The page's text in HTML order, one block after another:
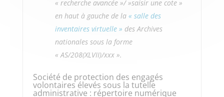
« recherche avancée »/ »saisir une cote »
en haut à gauche de la « salle des
inventaires virtuelle » des Archives
nationales sous la forme
« AS/208(XLVII)/xxx ».
Société de protection des engagés
volontaires élevés sous la tutelle
administrative : répertoire numérique